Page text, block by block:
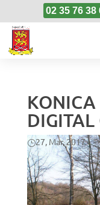
02 35 76 38
27, Mar, 2017